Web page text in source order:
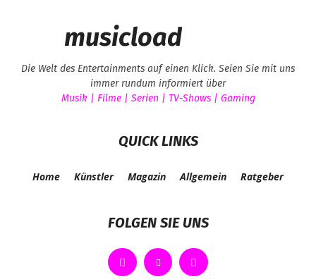
musicload
Die Welt des Entertainments auf einen Klick. Seien Sie mit uns
immer rundum informiert über
Musik | Filme | Serien | TV-Shows | Gaming
QUICK LINKS
Home Künstler Magazin Allgemein Ratgeber
FOLGEN SIE UNS